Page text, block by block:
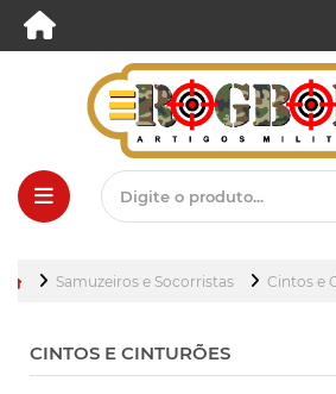
Samuzeiros e Socorristas Cintos e
CINTOS E CINTURÕES